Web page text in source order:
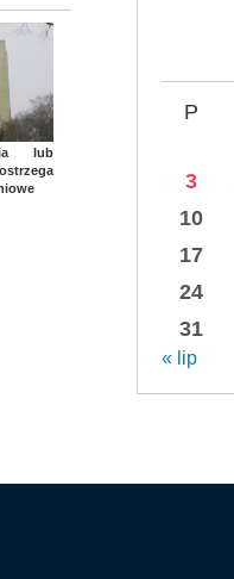
lub
P
3
10
17
24
31
« lip